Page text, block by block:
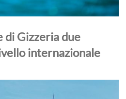
di Gizzeria due
internazionale